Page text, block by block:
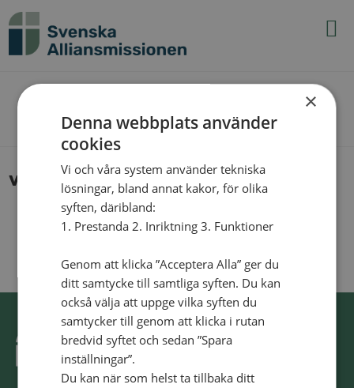
The Blog
ver­nis­sage
×
Denna webbplats använder
cookies
Vi och våra system använder tekniska
lösningar, bland annat kakor, för olika
syften, däribland:
1. Prestanda 2. Inriktning 3. Funktioner
Genom att klicka ”Acceptera Alla” ger du
ditt samtycke till samtliga syften. Du kan
också välja att uppge vilka syften du
samtycker till genom att klicka i rutan
bredvid syftet och sedan ”Spara
inställningar”.
Du kan när som helst ta tillbaka ditt